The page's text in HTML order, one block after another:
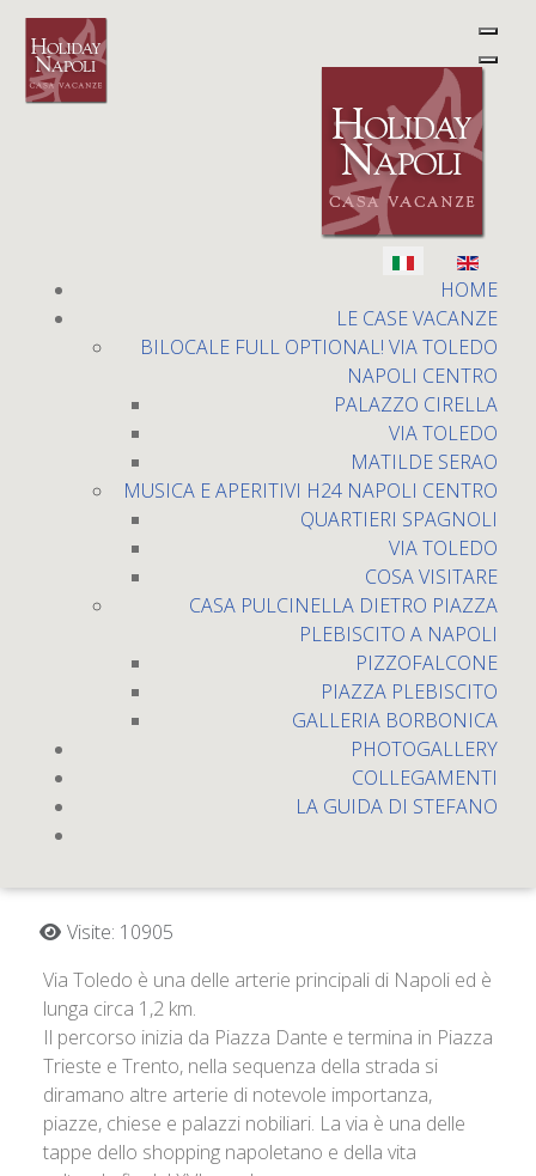
HOME
LE CASE VACANZE
BILOCALE FULL OPTIONAL! VIA TOLEDO
NAPOLI CENTRO
PALAZZO CIRELLA
VIA TOLEDO
MATILDE SERAO
MUSICA E APERITIVI H24 NAPOLI CENTRO
QUARTIERI SPAGNOLI
VIA TOLEDO
COSA VISITARE
CASA PULCINELLA DIETRO PIAZZA
PLEBISCITO A NAPOLI
PIZZOFALCONE
PIAZZA PLEBISCITO
GALLERIA BORBONICA
PHOTOGALLERY
COLLEGAMENTI
LA GUIDA DI STEFANO
Via Toledo
Via Toledo
Visite: 10905
Via Toledo è una delle arterie principali di Napoli ed è
lunga circa 1,2 km.
Il percorso inizia da Piazza Dante e termina in Piazza
Trieste e Trento, nella sequenza della strada si
diramano altre arterie di notevole importanza,
piazze, chiese e palazzi nobiliari. La via è una delle
tappe dello shopping napoletano e della vita